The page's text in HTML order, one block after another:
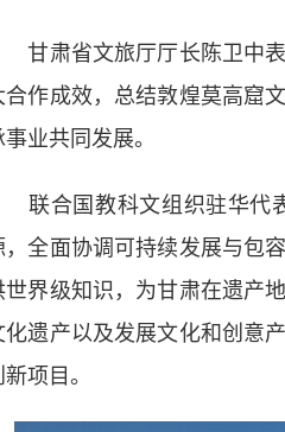
肃省文旅厅厅长陈卫中表
合作成效，总结敦煌莫高窟
事业共同发展。
合国教科文组织驻华代表
，全面协调可持续发展与包
世界级知识，为甘肃在遗产
化遗产以及发展文化和创意
项目。